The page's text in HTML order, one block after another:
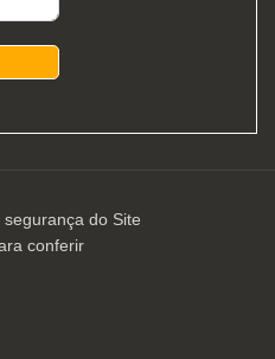
do Site
conferir